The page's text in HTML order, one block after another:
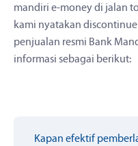
mandiri e-money di jalan
kami nyatakan
penjualan resmi Bank
informasi sebagai berikut:
Kapan efektif